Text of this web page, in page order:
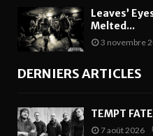
Leaves’
Melted...
3 novembre
DERNIERS ARTICLES
TEMPT
7 août 2026